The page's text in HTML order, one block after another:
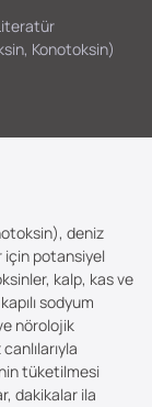
Konotoksin)
deniz
için potansiyel
kalp, kas ve
sodyum
nörolojik
tüketilmesi
dakikalar ila